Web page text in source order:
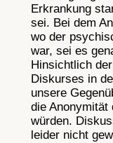
Erkrankung
sei. Bei dem
wo der
war, sei es
Hinsichtlich
Diskurses in
unsere
die Anonymität
würden.
leider nicht